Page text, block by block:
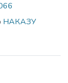
НАКАЗУ